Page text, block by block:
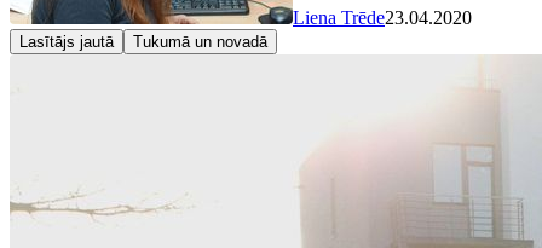
Liena Trēde23.04.2020
Lasītājs jautā Tukumā un novadā